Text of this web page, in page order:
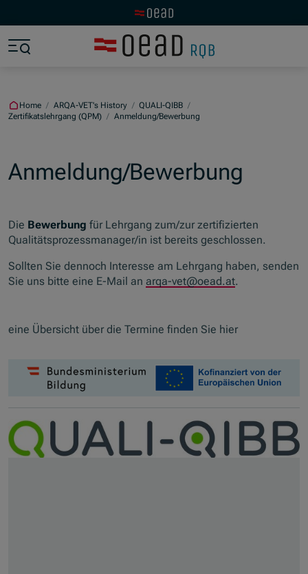
Home / ARQA-VET's History / QUALI-QIBB /
Zertifikatslehrgang (QPM) / Anmeldung/Bewerbung
Anmeldung/Bewerbung
Die Bewerbung für Lehrgang zum/zur zertifizierten
Qualitätsprozessmanager/in ist bereits geschlossen.
Sollten Sie dennoch Interesse am Lehrgang haben, senden
Sie uns bitte eine E-Mail anarqa-vet@oead.at.
eine Übersicht über die Termine finden Sie hier